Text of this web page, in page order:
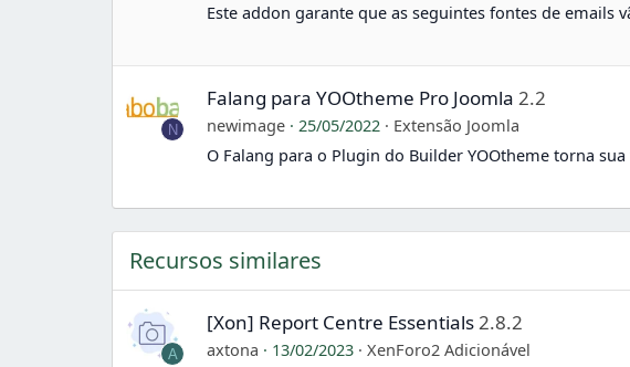
Este addon garante que as seguintes fontes de emails
N
Falang para YOOtheme Pro Joomla 2.2
newimage 25/05/2022
Extensão Joomla
O Falang para o Plugin do Builder YOOtheme torna
Recursos similares
A
[Xon] Report Centre Essentials2.8.2
axtona 13/02/2023
XenForo2 Adicionável